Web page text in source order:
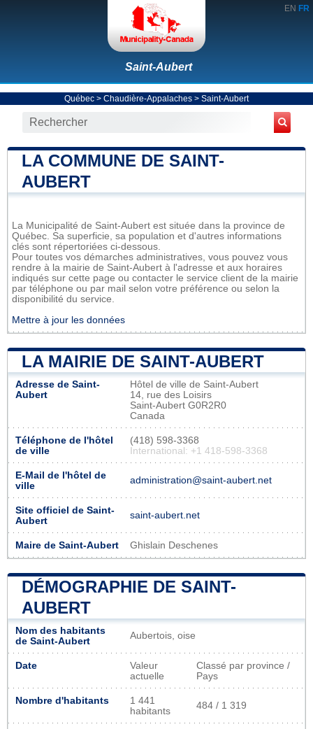
EN FR
Saint-Aubert
Québec > Chaudière-Appalaches > Saint-Aubert
LA COMMUNE DE SAINT-
AUBERT
La Municipalité de Saint-Aubert est située dans la province de
Québec. Sa superficie, sa population et d'autres informations
clés sont répertoriées ci-dessous.
Pour toutes vos démarches administratives, vous pouvez vous
rendre à la mairie de Saint-Aubert à l'adresse et aux horaires
indiqués sur cette page ou contacter le service client de la mairie
par téléphone ou par mail selon votre préférence ou selon la
disponibilité du service.
Mettre à jour les données
LA MAIRIE DE SAINT-AUBERT
Adresse de Saint-
Aubert
Hôtel de ville de Saint-Aubert
14, rue des Loisirs
Saint-Aubert G0R2R0
Canada
Téléphone de l'hôtel
de ville
(418) 598-3368
International: +1 418-598-3368
E-Mail de l'hôtel de
ville
administration@saint-aubert.net
Site officiel de Saint-
Aubert
saint-aubert.net
Maire de Saint-Aubert Ghislain Deschenes
DÉMOGRAPHIE DE SAINT-
AUBERT
Nom des habitants
de Saint-Aubert
Aubertois, oise
Date
Valeur
actuelle
Classé par province /
Pays
Nombre d'habitants
1 441
habitants
484 / 1 319